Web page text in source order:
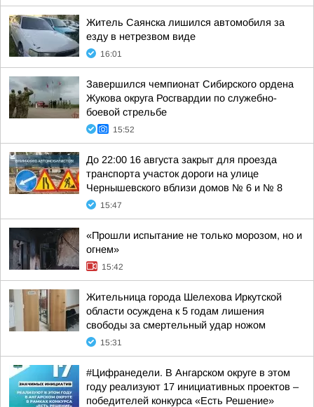
Житель Саянска лишился автомобиля за
езду в нетрезвом виде
16:01
Завершился чемпионат Сибирского ордена
Жукова округа Росгвардии по служебно-
боевой стрельбе
15:52
До 22:00 16 августа закрыт для проезда
транспорта участок дороги на улице
Чернышевского вблизи домов № 6 и № 8
15:47
«Прошли испытание не только морозом, но и
огнем»
15:42
Жительница города Шелехова Иркутской
области осуждена к 5 годам лишения
свободы за смертельный удар ножом
15:31
#Цифранедели. В Ангарском округе в этом
году реализуют 17 инициативных проектов –
победителей конкурса «Есть Решение»